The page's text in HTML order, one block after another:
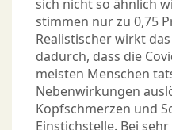
sich nicht so ähnlich
stimmen nur zu 0,75
Realistischer wirkt
dadurch, dass die
meisten Menschen
Nebenwirkungen
Kopfschmerzen und
Einstichstelle. Bei